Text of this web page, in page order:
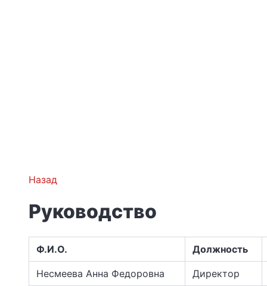
Назад
Руководство
Ф.И.О. Должность
Несмеева Анна Федоровна Директор